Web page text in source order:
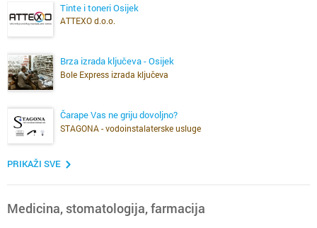
Tinte i toneri Osijek
ATTEXO d.o.o.
Brza izrada ključeva - Osijek
Bole Express izrada ključeva
Čarape Vas ne griju dovoljno?
STAGONA - vodoinstalaterske usluge
PRIKAŽI SVE
Medicina, stomatologija, farmacija